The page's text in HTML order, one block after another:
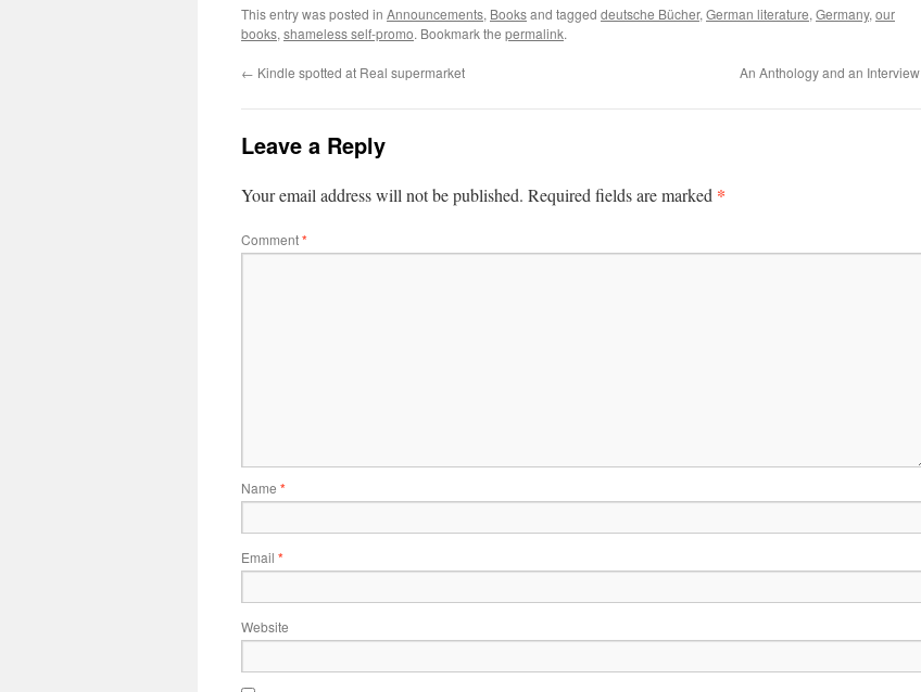
This entry was posted in Announcements, Booksand tagged deutsche Bücher, German literature, Germany, our
books, shameless self-promo. Bookmark the permalink.
← Kindle spotted at Real supermarket An Anthology and an Interview
Leave a Reply
Your email address will not be published. Required fields are marked *
Comment*
Name *
Email *
Website